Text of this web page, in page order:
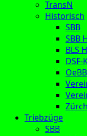
TransN
Historisch
SBB
SBB
BLS
DSF-
OeBB
Triebzüge
SBB